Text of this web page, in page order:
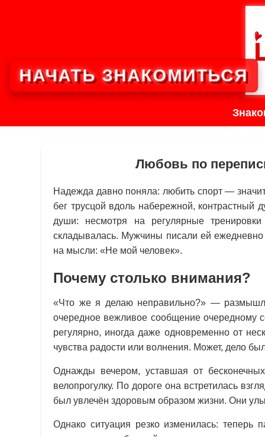
Любовь по
Надежда давно поняла: любить спорт —
бег трусцой вдоль набережной,
души: несмотря на регулярные
складывалась. Мужчины писали ей
на мысли: «Не мой человек».
Почему столько внимания?
«Что же я делаю неправильно?» —
очередное вежливое сообщение очередному
регулярно, иногда даже одновременно от
чувства радости или волнения. Может, дело
Однажды вечером, уставшая от
велопрогулку. По дороге она встретилась
был увлечён здоровым образом жизни. Они
Однако ситуация резко изменилась: теперь
НАЧАТЬ ЗНАКОМИТЬСЯ